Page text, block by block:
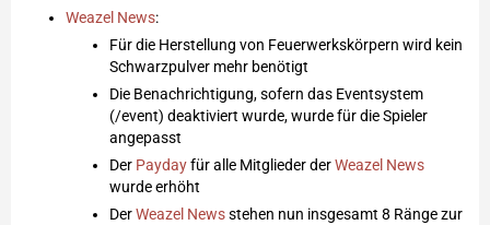
Weazel News:
Für die Herstellung von Feuerwerkskörpern wird kein
Schwarzpulver mehr benötigt
Die Benachrichtigung, sofern das Eventsystem
(/event) deaktiviert wurde, wurde für die Spieler
angepasst
Der Paydayfür alle Mitglieder derWeazel News
wurde erhöht
DerWeazel Newsstehen nun insgesamt 8 Ränge zur